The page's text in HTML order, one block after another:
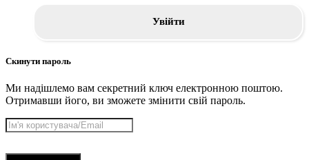
Увійти
Скинути пароль
Ми надішлемо вам секретний ключ електронною поштою.
Отримавши його, ви зможете змінити свій пароль.